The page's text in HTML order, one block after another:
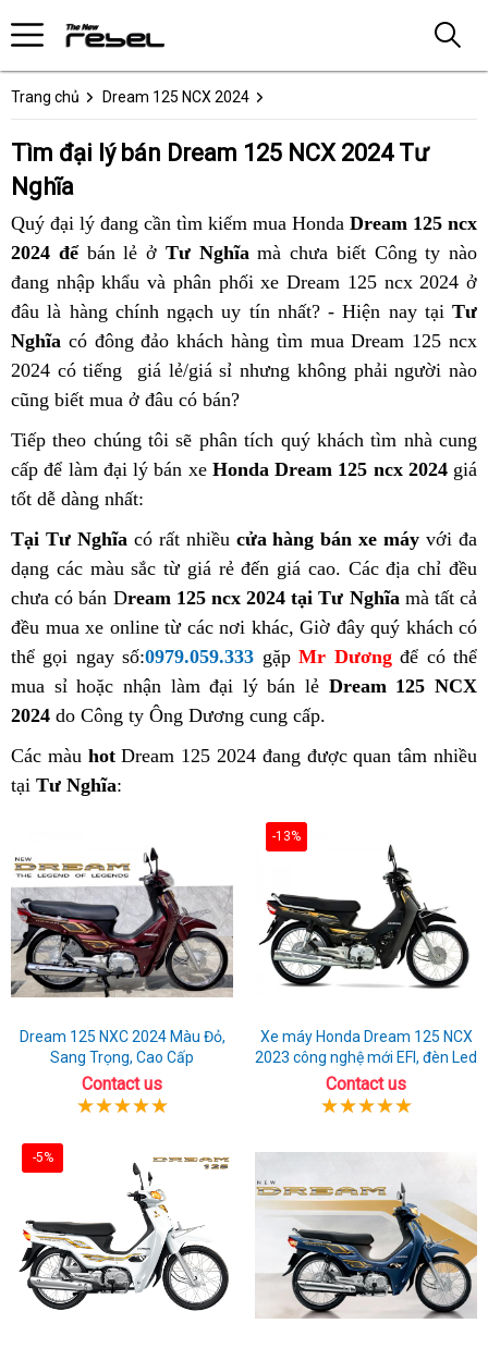
Trang chủ Dream 125 NCX 2024
Tìm đại lý bán Dream 125 NCX 2024 Tư
Nghĩa
Quý đại lý đang cần tìm kiếm mua Honda Dream 125 ncx
2024 để bán lẻ ở Tư Nghĩamà chưa biết Công ty nào
đang nhập khẩu và phân phối xe Dream 125 ncx 2024 ở
đâu là hàng chính ngạch uy tín nhất? - Hiện nay tại Tư
Nghĩa có đông đảo khách hàng tìm mua Dream 125 ncx
2024 có tiếng giá lẻ/giá sỉ nhưng không phải người nào
cũng biết mua ở đâu có bán?
Tiếp theo chúng tôi sẽ phân tích quý khách tìm nhà cung
cấp để làm đại lý bán xe Honda Dream 125 ncx 2024giá
tốt dễ dàng nhất:
Tại Tư Nghĩacó rất nhiều cửa hàng bán xe máy với đa
dạng các màu sắc từ giá rẻ đến giá cao. Các địa chỉ đều
chưa có bán Dream 125 ncx 2024 tại Tư Nghĩamà tất cả
đều mua xe online từ các nơi khác, Giờ đây quý khách có
thể gọi ngay số:0979.059.333 gặpMr Dươngđể có thể
mua sỉ hoặc nhận làm đại lý bán lẻ Dream 125 NCX
2024 do Công ty Ông Dương cung cấp.
Các màu hotDream 125 2024 đang được quan tâm nhiều
tại Tư Nghĩa:
Dream 125 NXC 2024 Màu Đỏ,
Sang Trọng, Cao Cấp
Contact us
-13%
Xe máy Honda Dream 125 NCX
2023 công nghệ mới EFI, đèn Led
Contact us
-5%